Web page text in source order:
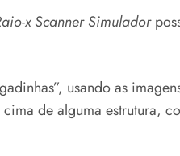
x Scanner Simulador
usando as
de alguma estrutura,